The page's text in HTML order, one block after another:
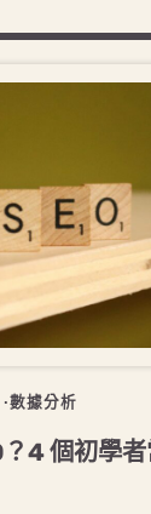
數據分析
4 個初學